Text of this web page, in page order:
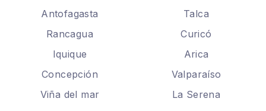
Antofagasta
Talca
Rancagua
Curicó
Iquique
Arica
Concepción
Valparaíso
Viña del mar
La Serena